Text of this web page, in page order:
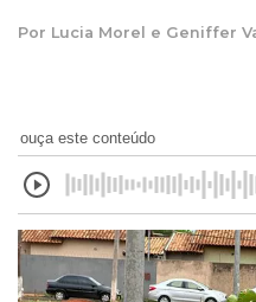
Por Lucia Morel e Geniffer
ouça este conteúdo